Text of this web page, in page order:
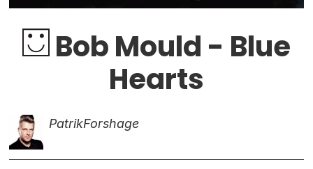
Bob Mould - Blue
Hearts
PatrikForshage